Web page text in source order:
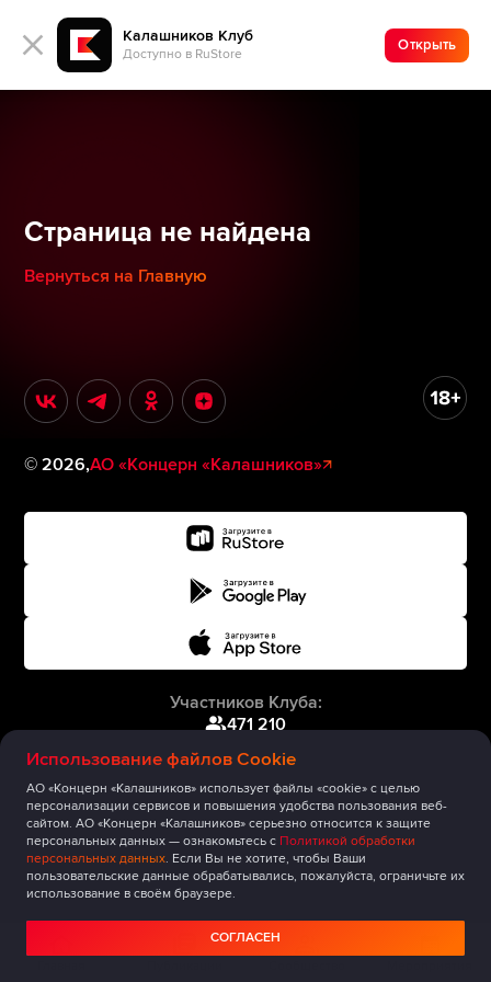
Калашников Клуб
Доступно в RuStore
Открыть
Использование файлов Cookie
АО «Концерн «Калашников» использует файлы «cookie» с целью
персонализации сервисов и повышения удобства пользования веб-
сайтом. АО «Концерн «Калашников» серьезно относится к защите
персональных данных — ознакомьтесь с Политикой обработки
персональных данных. Если Вы не хотите, чтобы Ваши
пользовательские данные обрабатывались, пожалуйста, ограничьте их
использование в своём браузере.
СОГЛАСЕН
Страница не найдена
Вернуться на Главную
©2026,АО «Концерн «Калашников»
Участников Клуба:
471 210